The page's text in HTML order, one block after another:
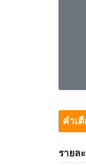
คำเ
รายล